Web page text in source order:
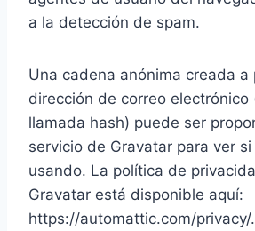
a la detección de spam.
Una cadena anónima creada
dirección de correo electrónico
llamada hash) puede ser
servicio de Gravatar para ver
usando. La política de
Gravatar está disponible aquí:
https://automattic.com/privacy/